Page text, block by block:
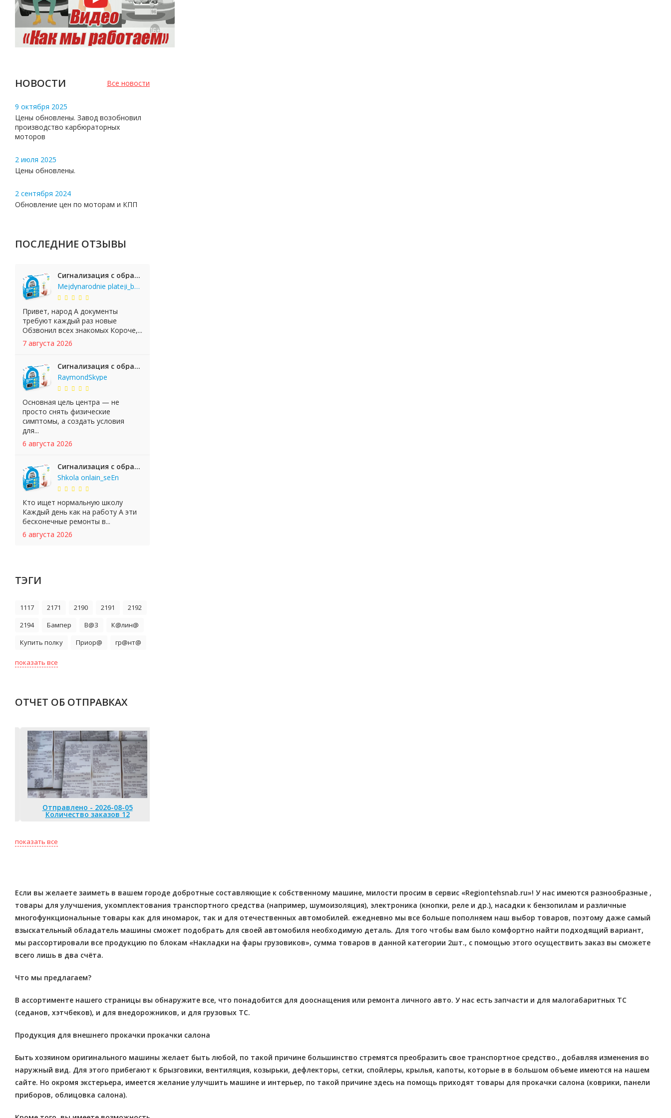
Все новости
НОВОСТИ
9 октября 2025
Цены обновлены. Завод возобновил
производство карбюраторных
моторов
2 июля 2025
Цены обновлены.
2 сентября 2024
Обновление цен по моторам и КПП
ПОСЛЕДНИЕ ОТЗЫВЫ
Сигнализация с обратной связью StarLine E65 BT 2CAN+LIN
Mejdynarodnie plateji_bgKi
Привет, народ А документы
требуют каждый раз новые
Обзвонил всех знакомых Короче,...
7 августа 2026
Сигнализация с обратной связью StarLine E65 BT 2CAN+LIN
RaymondSkype
Основная цель центра — не
просто снять физические
симптомы, а создать условия
для...
6 августа 2026
Сигнализация с обратной связью StarLine E65 BT 2CAN+LIN
Shkola onlain_seEn
Кто ищет нормальную школу
Каждый день как на работу А эти
бесконечные ремонты в...
6 августа 2026
ТЭГИ
1117 2171 2190 2191
2192
2194
Бампер В@З
К@лин@
Купить полку
Приор@ гр@нт@
показать все
ОТЧЕТ ОБ ОТПРАВКАХ
Отправлено - 2026-08-05
Количество заказов 12
показать все
Если вы желаете заиметь в вашем городе добротные составляющие к собственному машине, милости просим в сервис «Regiontehsnab.ru»! У нас имеются разнообразные ,
товары для улучшения, укомплектования транспортного средства (например, шумоизоляция), электроника (кнопки, реле и др.), насадки к бензопилам и различные
многофункциональные товары как для иномарок, так и для отечественных автомобилей. ежедневно мы все больше пополняем наш выбор товаров, поэтому даже самый
взыскательный обладатель машины сможет подобрать для своей автомобиля необходимую деталь. Для того чтобы вам было комфортно найти подходящий вариант,
мы рассортировали все продукцию по блокам «Накладки на фары грузовиков», сумма товаров в данной категории 2шт., с помощью этого осуществить заказ вы сможете
всего лишь в два счёта.
Что мы предлагаем?
В ассортименте нашего страницы вы обнаружите все, что понадобится для дооснащения или ремонта личного авто. У нас есть запчасти и для малогабаритных ТС
(седанов, хэтчбеков), и для внедорожников, и для грузовых ТС.
Продукция для внешнего прокачки прокачки салона
Быть хозяином оригинального машины желает быть любой, по такой причине большинство стремятся преобразить свое транспортное средство., добавляя изменения во
наружный вид. Для этого прибегают к брызговики, вентиляция, козырьки, дефлекторы, сетки, спойлеры, крылья, капоты, которые в в большом объеме имеются на нашем
сайте. Но окромя экстерьера, имеется желание улучшить машине и интерьер, по такой причине здесь на помощь приходят товары для прокачки салона (коврики, панели
приборов, облицовка салона).